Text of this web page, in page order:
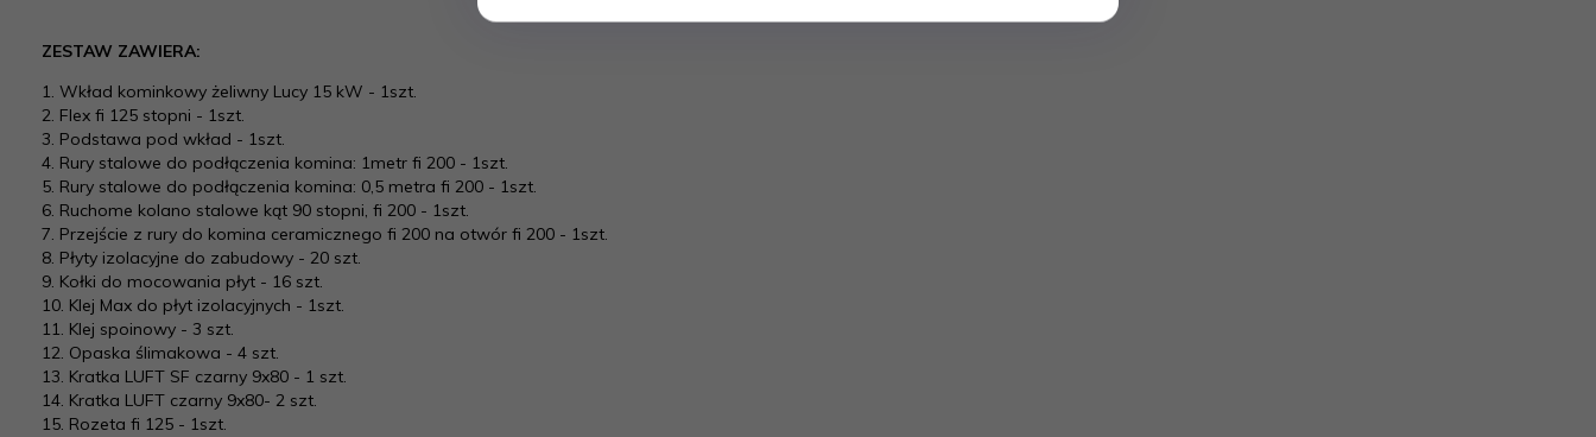
ZESTAW ZAWIERA:
1. Wkład kominkowy żeliwny Lucy 15 kW - 1szt.
2. Flex fi 125 stopni - 1szt.
3. Podstawa pod wkład - 1szt.
4. Rury stalowe do podłączenia komina: 1metr fi 200 - 1szt.
5. Rury stalowe do podłączenia komina: 0,5 metra fi 200 - 1szt.
6. Ruchome kolano stalowe kąt 90 stopni, fi 200 - 1szt.
7. Przejście z rury do komina ceramicznego fi 200 na otwór fi 200 - 1szt.
8. Płyty izolacyjne do zabudowy - 20 szt.
9. Kołki do mocowania płyt - 16 szt.
10. Klej Max do płyt izolacyjnych - 1szt.
11. Klej spoinowy - 3 szt.
12. Opaska ślimakowa - 4 szt.
13. Kratka LUFT SF czarny 9x80 - 1 szt.
14. Kratka LUFT czarny 9x80- 2 szt.
15. Rozeta fi 125 - 1szt.